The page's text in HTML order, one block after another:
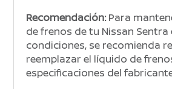
Recomendación:Para
de frenos de tu Nissan
condiciones, se recomienda
reemplazar el líquido de
especificaciones del